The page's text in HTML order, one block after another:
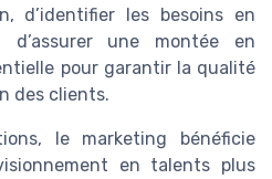
d’identifier les besoins en
une montée en
pour garantir la qualité
des clients.
le marketing bénéficie
en talents plus